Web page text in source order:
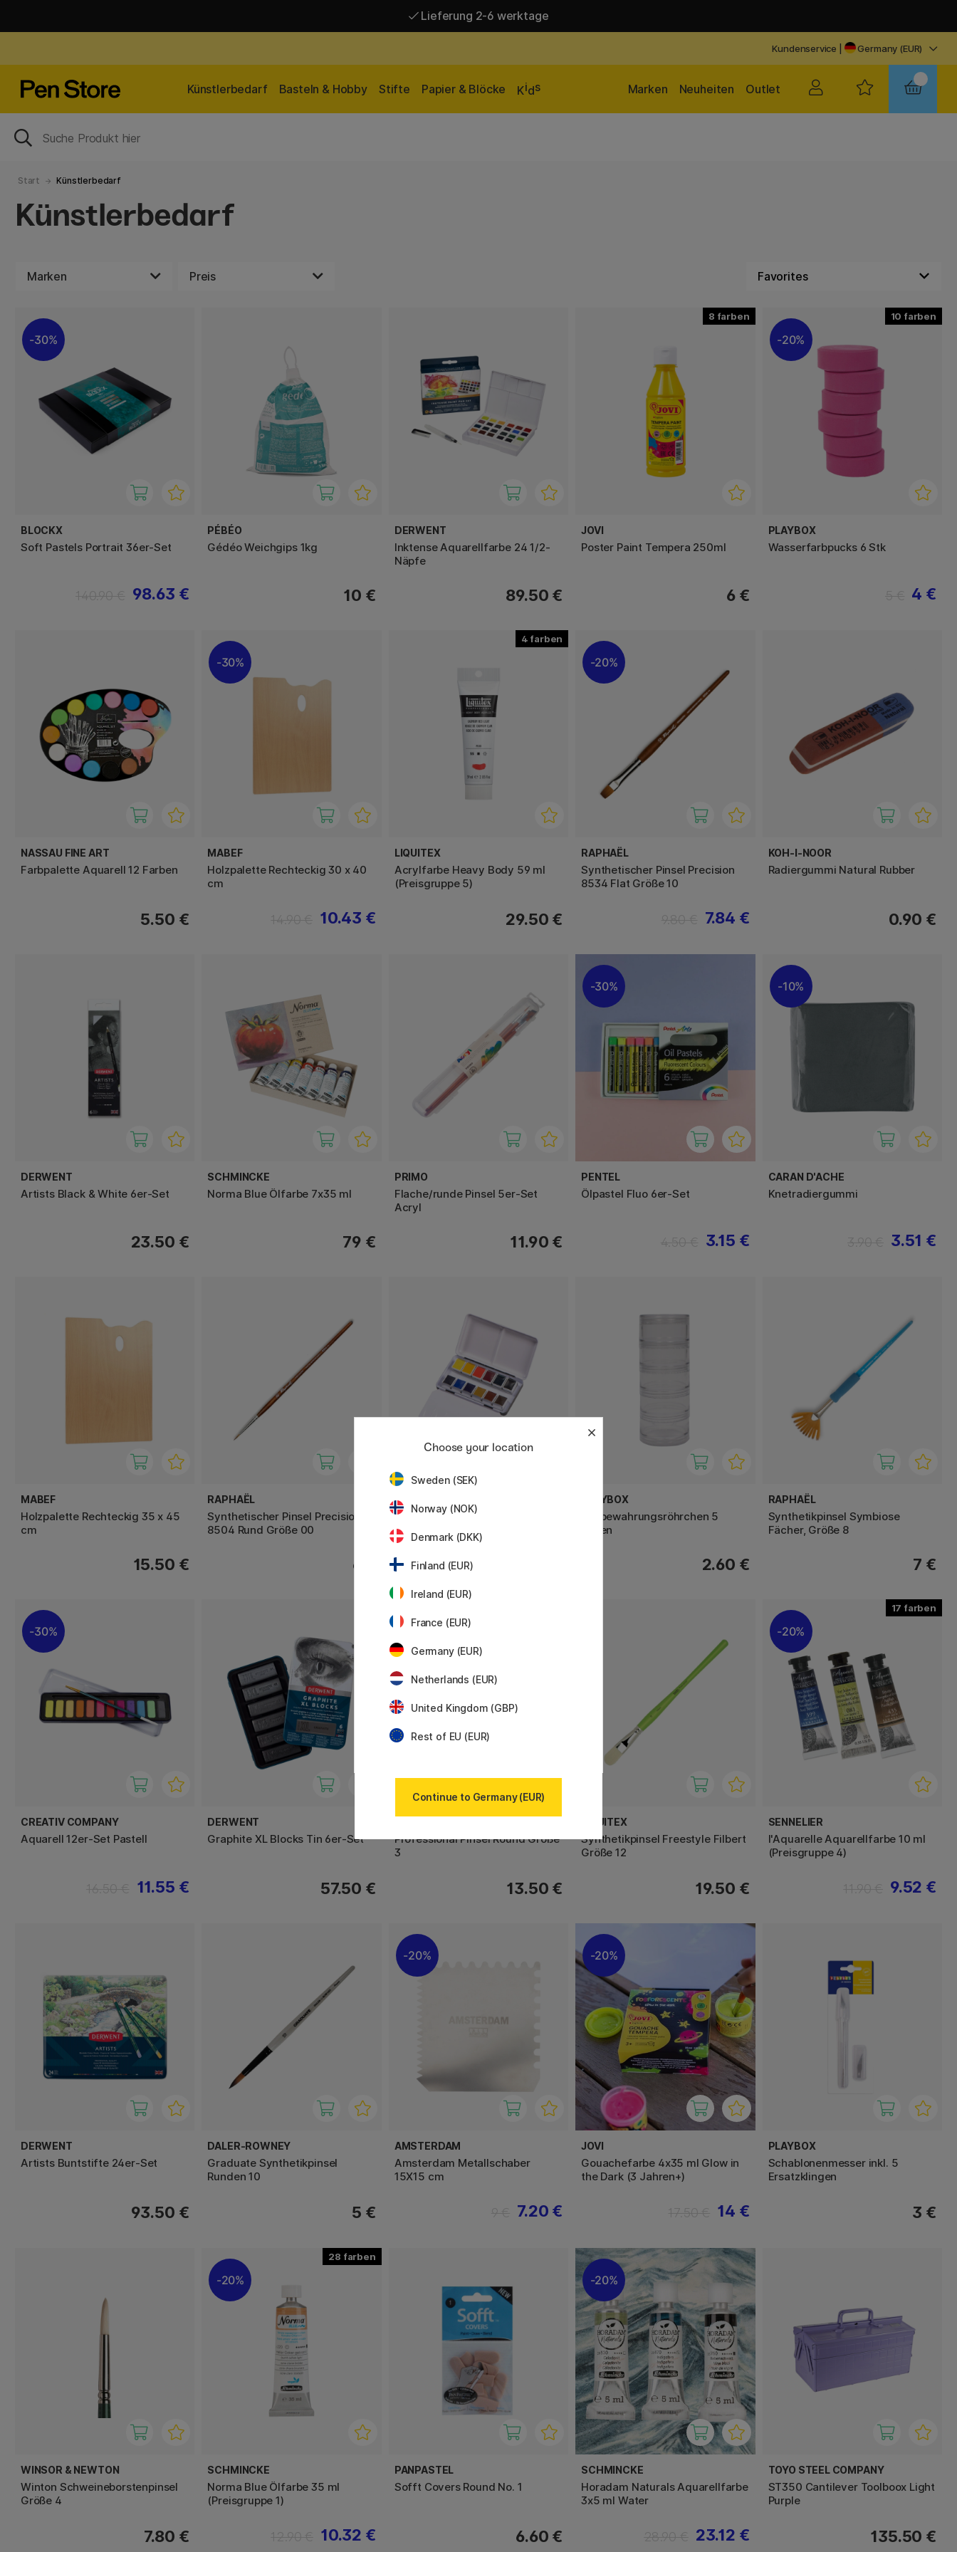
Lieferung 2-6 werktage
Kundenservice Germany (EUR)
Künstlerbedarf Basteln & Hobby Stifte Papier & Blöcke Kids Outlet
Neuheiten
Marken
Start Künstlerbedarf
Künstlerbedarf
Marken Preis
30%
BLOCKX
Soft Pastels Portrait 36er-Set
98.63 €
PÉBÉO
Gédéo Weichgips 1kg
10 €
DERWENT
Inktense Aquarellfarbe 24 1/2-
Näpfe
89.50 €
8
JOVI
Poster Paint Tempera 250ml
6 €
10
20%
PLAYBOX
Wasserfarbpucks 6 Stk
4 €
NASSAU FINE ART
Farbpalette Aquarell 12 Farben
5.50 €
30%
MABEF
Holzpalette Rechteckig 30 x 40
cm
10.43 €
4
LIQUITEX
Acrylfarbe Heavy Body 59 ml
(Preisgruppe 5)
29.50 €
20%
RAPHAËL
Synthetischer Pinsel Precision
8534 Flat Größe 10
7.84 €
KOH-I-NOOR
Radiergummi Natural Rubber
0.90 €
DERWENT
Artists Black & White 6er-Set
23.50 €
SCHMINCKE
Norma Blue Ölfarbe 7x35 ml
79 €
PRIMO
Flache/runde Pinsel 5er-Set
Acryl
11.90 €
30%
PENTEL
Ölpastel Fluo 6er-Set
3.15 €
10%
CARAN D'ACHE
Knetradiergummi
3.51 €
MABEF
Holzpalette Rechteckig 35 x 45
cm
15.50 €
RAPHAËL
Synthetischer Pinsel Precision
8504 Rund Größe 00
6 €
BLOCKX
Aquarell Metallbox 12-set 1/2-
Näpfe
PLAYBOX
Aufbewahrungsröhrchen 5
Dosen
2.60 €
RAPHAËL
Synthetikpinsel Symbiose
Fächer, Größe 8
7 €
30%
CREATIV COMPANY
Aquarell 12er-Set Pastell
11.55 €
DERWENT
Graphite XL Blocks Tin 6er-Set
57.50 €
Professional Pinsel Round Größe
3
13.50 €
LIQUITEX
Synthetikpinsel Freestyle Filbert
Größe 12
19.50 €
17
20%
SENNELIER
l'Aquarelle Aquarellfarbe 10 ml
(Preisgruppe 4)
9.52 €
DERWENT
Artists Buntstifte 24er-Set
93.50 €
DALER-ROWNEY
Graduate Synthetikpinsel
Runden 10
5 €
20%
AMSTERDAM
Amsterdam Metallschaber
15X15 cm
7.20 €
20%
JOVI
Gouachefarbe 4x35 ml Glow in
the Dark (3 Jahren+)
14 €
PLAYBOX
Schablonenmesser inkl. 5
Ersatzklingen
3 €
WINSOR & NEWTON
Winton Schweineborstenpinsel
Größe 4
7.80 €
28
20%
SCHMINCKE
Norma Blue Ölfarbe 35 ml
(Preisgruppe 1)
10.32 €
PANPASTEL
Sofft Covers Round No. 1
6.60 €
20%
SCHMINCKE
Horadam Naturals Aquarellfarbe
3x5 ml Water
23.12 €
TOYO STEEL COMPANY
ST350 Cantilever Toolboox Light
Purple
135.50 €
Choose your location
Sweden (SEK)
Norway (NOK)
Denmark (DKK)
Finland (EUR)
Ireland (EUR)
France (EUR)
Germany (EUR)
Netherlands (EUR)
United Kingdom (GBP)
Rest of EU (EUR)
Continue to Germany (EUR)